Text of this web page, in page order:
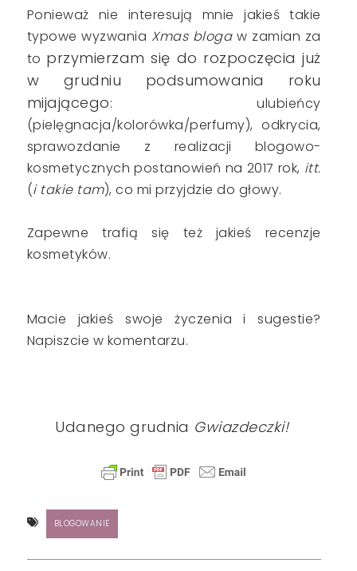
Ponieważ nie interesują mnie jakieś takie
typowe wyzwania Xmas blogaw zamian za
to przymierzam się do rozpoczęcia już
w grudniu podsumowania roku
mijającego: ulubieńcy
(pielęgnacja/kolorówka/perfumy), odkrycia,
sprawozdanie z realizacji blogowo-
kosmetycznych postanowień na 2017 rok, itt.
(i takie tam), co mi przyjdzie do głowy.
Zapewne trafią się też jakieś recenzje
kosmetyków.
Macie jakieś swoje życzenia i sugestie?
Napiszcie w komentarzu.
Udanego grudnia Gwiazdeczki!
BLOGOWANIE